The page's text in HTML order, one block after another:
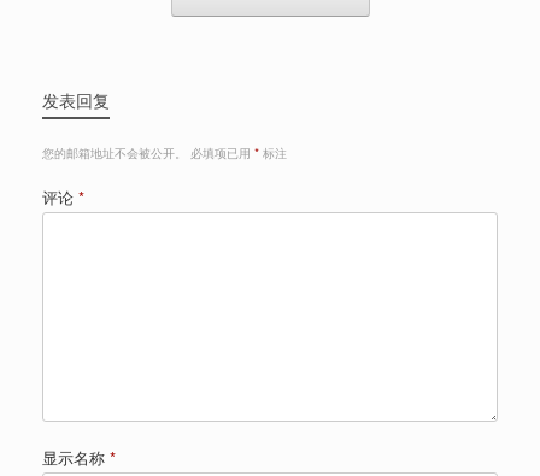
发表回复
您的邮箱地址不会被公开。 必填项已用 * 标注
评论 *
显示名称 *